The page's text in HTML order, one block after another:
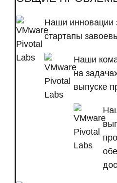
Наши инновации
стартапы
Наши
на
выпуске